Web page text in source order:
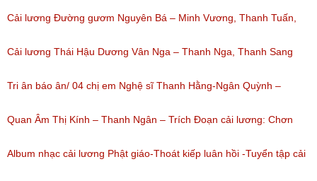
nghe: 1,060)
Cải lương Đường gươm Nguyên Bá – Minh Vương, Thanh Tuấn,
Thanh Kim Huệ, Chí Tâm, Thanh Sang
(Lượt nghe: 1,227)
Cải lương Thái Hậu Dương Vân Nga – Thanh Nga, Thanh Sang
nguyên tuồng
(Lượt nghe: 865)
Tri ân báo ân/ 04 chị em Nghệ sĩ Thanh Hằng-Ngân Quỳnh –
Thanh Ngọc – NSƯT Thanh Ngân
(Lượt nghe: 527)
Quan Âm Thị Kính – Thanh Ngân – Trích Đoạn cải lương: Chơn
Tâm 6
Album nhạc cải lương Phật giáo-Thoát kiếp luân hồi -Tuyển tập cải